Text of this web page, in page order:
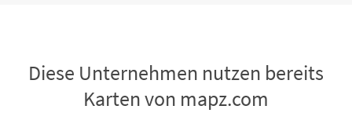
Diese Unternehmen nutzen bereits
Karten von mapz.com